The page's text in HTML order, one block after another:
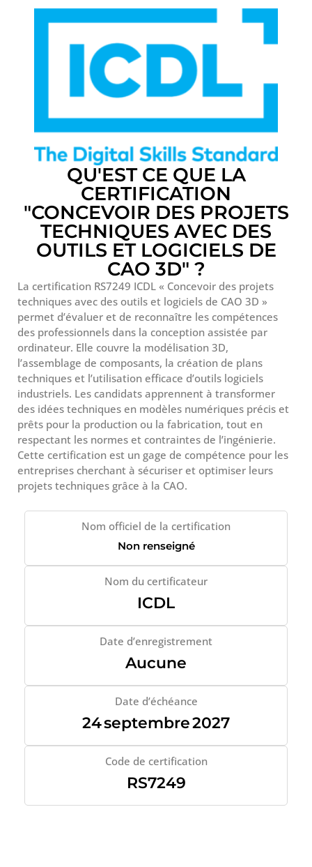
QU'EST CE QUE LA
CERTIFICATION
"CONCEVOIR DES PROJETS
TECHNIQUES AVEC DES
OUTILS ET LOGICIELS DE
CAO 3D" ?
La certification RS7249 ICDL « Concevoir des projets
techniques avec des outils et logiciels de CAO 3D »
permet d’évaluer et de reconnaître les compétences
des professionnels dans la conception assistée par
ordinateur. Elle couvre la modélisation 3D,
l’assemblage de composants, la création de plans
techniques et l’utilisation efficace d’outils logiciels
industriels. Les candidats apprennent à transformer
des idées techniques en modèles numériques précis et
prêts pour la production ou la fabrication, tout en
respectant les normes et contraintes de l’ingénierie.
Cette certification est un gage de compétence pour les
entreprises cherchant à sécuriser et optimiser leurs
projets techniques grâce à la CAO.
Nom officiel de la certification
Non renseigné
Nom du certificateur
ICDL
Date d’enregistrement
Aucune
Date d’échéance
24 septembre 2027
Code de certification
RS7249